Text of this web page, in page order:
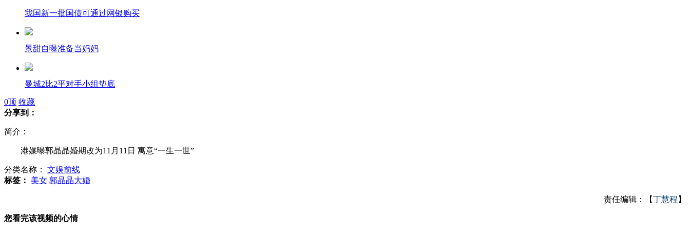
我国新一批国债可通过网银购买
景甜自曝准备当妈妈
曼城2比2平对手小组垫底
俄国防部长因腐败丑闻被解职
涉嫌违规操作 欧洲央行遭质疑
0顶 收藏
分享到：
简介：
港媒曝郭晶晶婚期改为11月11日 寓意“一生一世”
分类名称： 文娱前线
标签：
美女 郭晶晶大婚
责任编辑：【丁慧程 】
您看完该视频的心情